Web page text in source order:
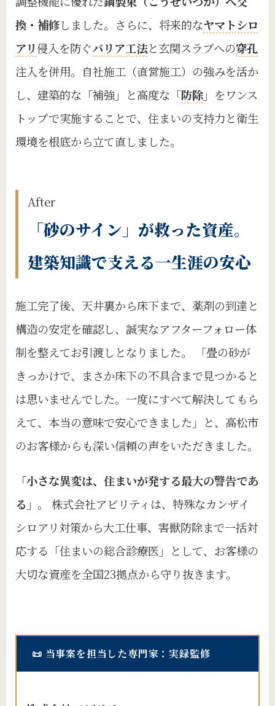
換・補修しました。さらに、将来的なヤマトシロ
アリ侵入を防ぐバリア工法と玄関スラブへの穿孔
注入を併用。自社施工（直営施工）の強みを活か
し、建築的な「補強」と高度な「防除」をワンス
トップで実施することで、住まいの支持力と衛生
環境を根底から立て直しました。
After
「砂のサイン」が救った資産。
建築知識で支える一生涯の安心
施工完了後、天井裏から床下まで、薬剤の到達と
構造の安定を確認し、誠実なアフターフォロー体
制を整えてお引渡しとなりました。 「畳の砂が
きっかけで、まさか床下の不具合まで見つかると
は思いませんでした。一度にすべて解決してもら
えて、本当の意味で安心できました」と、高松市
のお客様からも深い信頼の声をいただきました。
「小さな異変は、住まいが発する最大の警告であ
る」 。 株式会社アビリティは、特殊なカンザイ
シロアリ対策から大工仕事、害獣防除まで一括対
応する「住まいの総合診療医」として、お客様の
大切な資産を全国23拠点から守り抜きます。
📜 当事案を担当した専門家：実録監修